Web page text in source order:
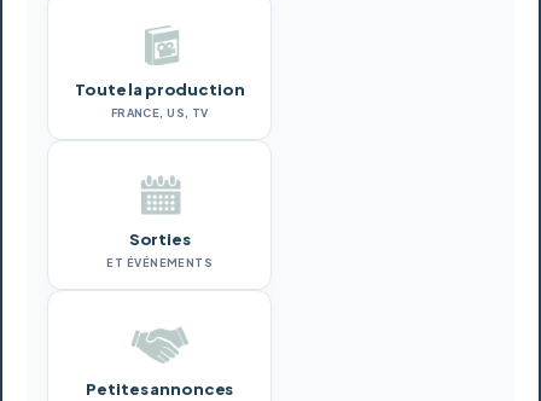
Toute la production
FRANCE, US, TV
Sorties
ET ÉVÉNEMENTS
Petites annonces